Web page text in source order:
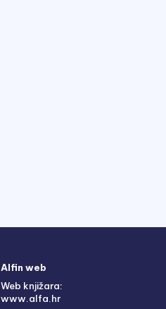
Alfin web
Web knjižara:
www.alfa.hr